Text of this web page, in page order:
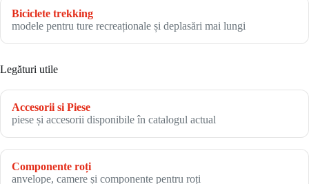
Biciclete trekking
modele pentru ture recreaționale și deplasări mai lungi
Legături utile
Accesorii si Piese
piese și accesorii disponibile în catalogul actual
Componente roți
anvelope, camere și componente pentru roți